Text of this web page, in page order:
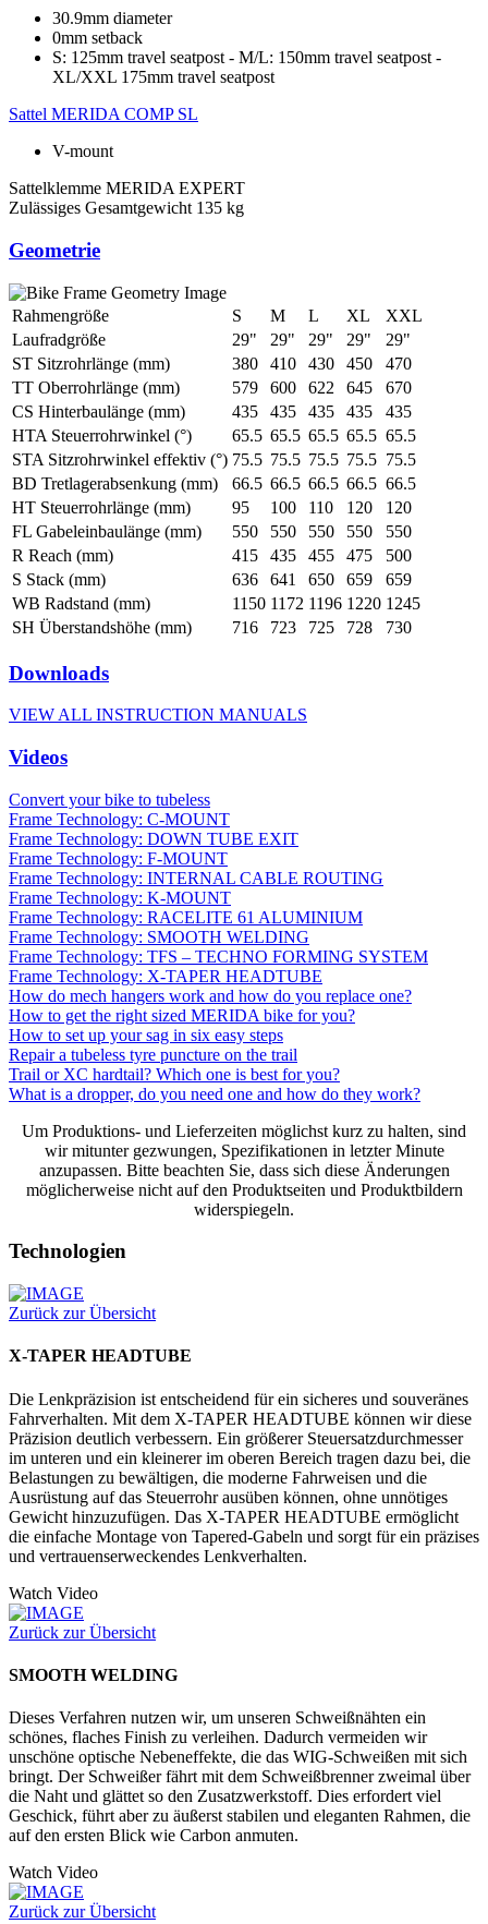
30.9mm diameter
0mm setback
S: 125mm travel seatpost - M/L: 150mm travel seatpost -
XL/XXL 175mm travel seatpost
Sattel MERIDA COMP SL
V-mount
Sattelklemme MERIDA EXPERT
Zulässiges Gesamtgewicht 135 kg
Geometrie
Rahmengröße S M L XL
XXL
Laufradgröße
29" 29" 29" 29"
29"
ST Sitzrohrlänge (mm)
380 410 430 450
470
TT Oberrohrlänge (mm)
579 600 622 645
670
CS Hinterbaulänge (mm)
435 435 435 435
435
HTA Steuerrohrwinkel (°)
65.5 65.5 65.5 65.5 65.5
STA Sitzrohrwinkel effektiv (°) 75.5 75.5 75.5 75.5 75.5
BD Tretlagerabsenkung (mm)
66.5 66.5 66.5 66.5 66.5
HT Steuerrohrlänge (mm)
95 100 110 120
120
FL Gabeleinbaulänge (mm)
550 550 550 550
550
R Reach (mm)
415 435 455 475
500
S Stack (mm)
636 641 650 659
659
WB Radstand (mm)
1150 1172 1196 1220 1245
SH Überstandshöhe (mm)
716 723 725 728 730
Downloads
VIEW ALL INSTRUCTION MANUALS
Videos
Convert your bike to tubeless
Frame Technology: C-MOUNT
Frame Technology: DOWN TUBE EXIT
Frame Technology: F-MOUNT
Frame Technology: INTERNAL CABLE ROUTING
Frame Technology: K-MOUNT
Frame Technology: RACELITE 61 ALUMINIUM
Frame Technology: SMOOTH WELDING
Frame Technology: TFS – TECHNO FORMING SYSTEM
Frame Technology: X-TAPER HEADTUBE
How do mech hangers work and how do you replace one?
How to get the right sized MERIDA bike for you?
How to set up your sag in six easy steps
Repair a tubeless tyre puncture on the trail
Trail or XC hardtail? Which one is best for you?
What is a dropper, do you need one and how do they work?
Um Produktions- und Lieferzeiten möglichst kurz zu halten, sind
wir mitunter gezwungen, Spezifikationen in letzter Minute
anzupassen. Bitte beachten Sie, dass sich diese Änderungen
möglicherweise nicht auf den Produktseiten und Produktbildern
widerspiegeln.
Technologien
Zurück zur Übersicht
X-TAPER HEADTUBE
Die Lenkpräzision ist entscheidend für ein sicheres und souveränes
Fahrverhalten. Mit dem X-TAPER HEADTUBE können wir diese
Präzision deutlich verbessern. Ein größerer Steuersatzdurchmesser
im unteren und ein kleinerer im oberen Bereich tragen dazu bei, die
Belastungen zu bewältigen, die moderne Fahrweisen und die
Ausrüstung auf das Steuerrohr ausüben können, ohne unnötiges
Gewicht hinzuzufügen. Das X-TAPER HEADTUBE ermöglicht
die einfache Montage von Tapered-Gabeln und sorgt für ein präzises
und vertrauenserweckendes Lenkverhalten.
Watch Video
Zurück zur Übersicht
SMOOTH WELDING
Dieses Verfahren nutzen wir, um unseren Schweißnähten ein
schönes, flaches Finish zu verleihen. Dadurch vermeiden wir
unschöne optische Nebeneffekte, die das WIG-Schweißen mit sich
bringt. Der Schweißer fährt mit dem Schweißbrenner zweimal über
die Naht und glättet so den Zusatzwerkstoff. Dies erfordert viel
Geschick, führt aber zu äußerst stabilen und eleganten Rahmen, die
auf den ersten Blick wie Carbon anmuten.
Watch Video
Zurück zur Übersicht